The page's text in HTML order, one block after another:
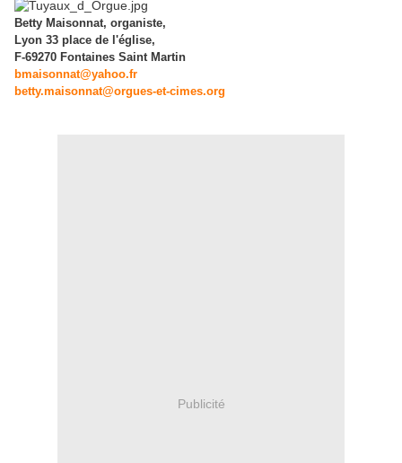
Betty Maisonnat, organiste,
Lyon 33 place de l'église,
F-69270 Fontaines Saint Martin
bmaisonnat@yahoo.fr
betty.maisonnat@orgues-et-cimes.org
Publicité